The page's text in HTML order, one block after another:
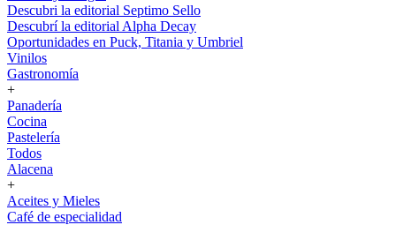
Descubri la editorial Septimo Sello
Descubrí la editorial Alpha Decay
Oportunidades en Puck, Titania y Umbriel
Vinilos
Gastronomía
+
Panadería
Cocina
Pastelería
Todos
Alacena
+
Aceites y Mieles
Café de especialidad